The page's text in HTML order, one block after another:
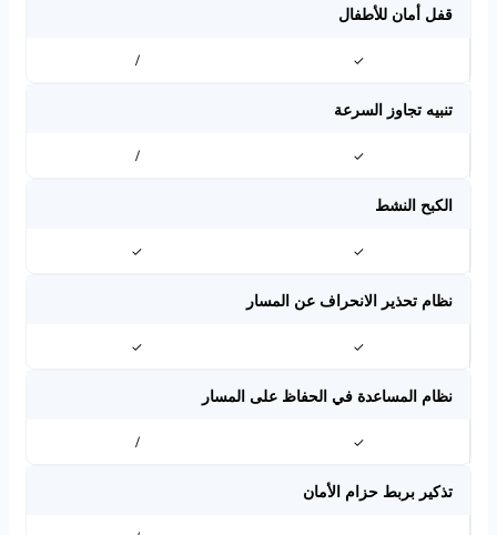
قفل أمان للأطفال
✓
/
تنبيه تجاوز السرعة
✓
/
الكبح النشط
✓
✓
نظام تحذير الانحراف عن المسار
✓
✓
نظام المساعدة في الحفاظ على المسار
✓
/
تذكير بربط حزام الأمان